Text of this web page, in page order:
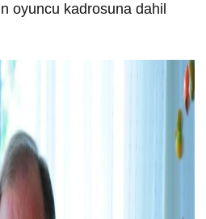
oyuncu kadrosuna dahil